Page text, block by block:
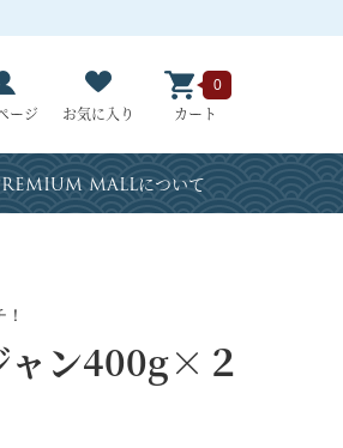
ージ お気に入り カート
0
MALLについて
ャン400g×２